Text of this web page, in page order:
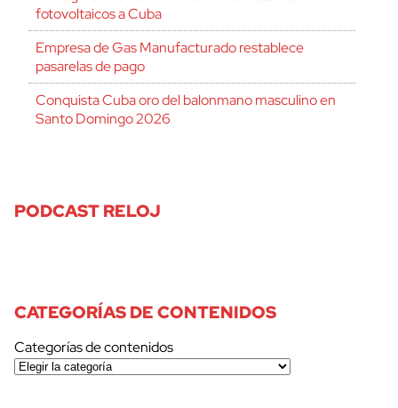
fotovoltaicos a Cuba
Empresa de Gas Manufacturado restablece
pasarelas de pago
Conquista Cuba oro del balonmano masculino en
Santo Domingo 2026
PODCAST RELOJ
CATEGORÍAS DE CONTENIDOS
Categorías de contenidos